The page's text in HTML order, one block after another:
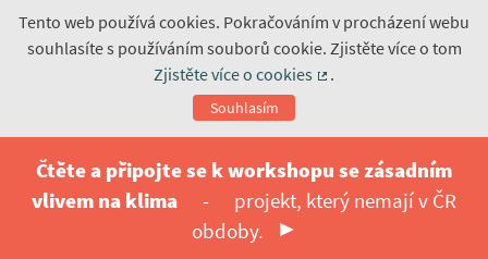
Tento web používá cookies. Pokračováním v procházení webu
souhlasíte s používáním souborů cookie. Zjistěte více o tom
Zjistěte více o cookies
.
Souhlasím
Čtěte a připojte se k workshopu se zásadním
vlivem na klima
-
projekt, který nemají v ČR
obdoby.